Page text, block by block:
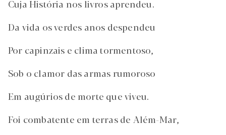
Cuja História nos livros aprendeu.
Da vida os verdes anos despendeu
Por capinzais e clima tormentoso,
Sob o clamor das armas rumoroso
Em augúrios de morte que viveu.
Foi combatente em terras de Além-Mar,